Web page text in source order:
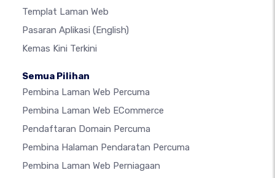
Templat Laman Web
Pasaran Aplikasi (English)
Kemas Kini Terkini
Semua Pilihan
Pembina Laman Web Percuma
Pembina Laman Web ECommerce
Pendaftaran Domain Percuma
Pembina Halaman Pendaratan Percuma
Pembina Laman Web Perniagaan